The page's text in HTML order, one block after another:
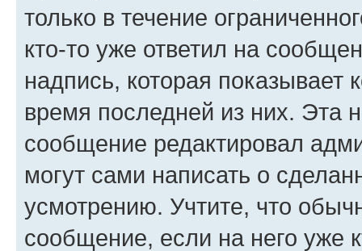
только в течение
кто-то уже ответил на
надпись, которая показывает
время последней из них. Эта
сообщение редактировал
могут сами написать о
усмотрению. Учтите, что
сообщение, если на него уже